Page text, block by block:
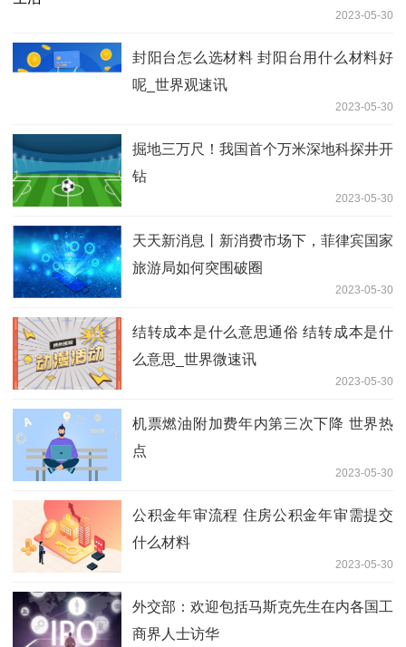
2023-05-30
封阳台怎么选材料 封阳台用什么材料好
呢_世界观速讯
2023-05-30
掘地三万尺！我国首个万米深地科探井开
钻
2023-05-30
天天新消息丨新消费市场下，菲律宾国家
旅游局如何突围破圈
2023-05-30
结转成本是什么意思通俗 结转成本是什
么意思_世界微速讯
2023-05-30
机票燃油附加费年内第三次下降 世界热
点
2023-05-30
公积金年审流程 住房公积金年审需提交
什么材料
2023-05-30
外交部：欢迎包括马斯克先生在内各国工
商界人士访华